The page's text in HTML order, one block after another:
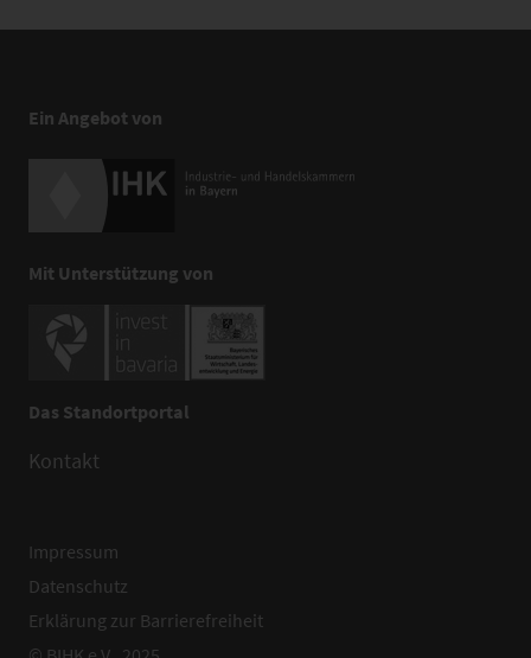
Ein Angebot von
Mit Unterstützung von
Das Standortportal
Kontakt
Impressum
Datenschutz
Erklärung zur Barrierefreiheit